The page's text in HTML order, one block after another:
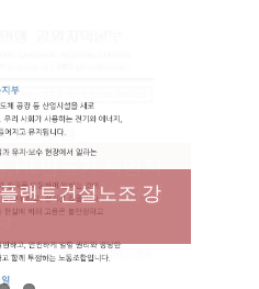
HL만도가 책임져
철저한 진상규명
랜트건설노조 강
시단 사업 이모저
맹 전국학교비정
미 춘천지회장
합창단 모임